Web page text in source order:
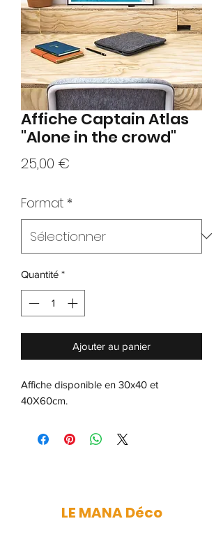
Affiche Captain Atlas
"Alone in the crowd"
25,00 €
Format *
Quantité *
Ajouter au panier
Affiche disponible en 30x40 et
40X60cm.
LE MANA Déco